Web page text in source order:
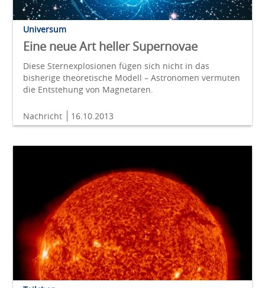
Universum
Eine neue Art heller Supernovae
Diese Sternexplosionen fügen sich nicht in das
bisherige theoretische Modell – Astronomen vermuten
die Entstehung von Magnetaren.
Nachricht 16.10.2013